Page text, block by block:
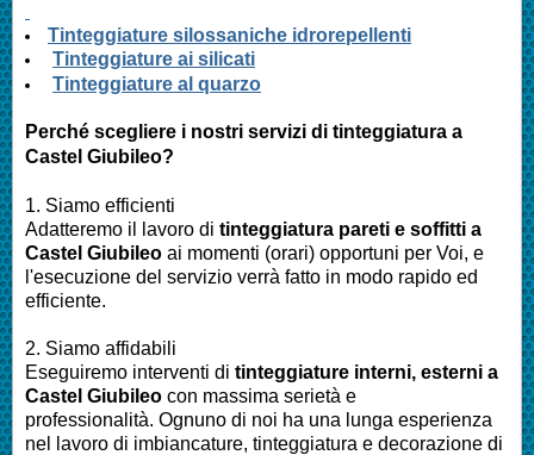
Tinteggiature silossaniche idrorepellenti
Tinteggiature ai silicati
Tinteggiature al quarzo
Perché scegliere i nostri servizi di tinteggiatura a
Castel Giubileo?
1. Siamo efficienti
Adatteremo il lavoro di tinteggiatura pareti e soffitti a
Castel Giubileo ai momenti (orari) opportuni per Voi, e
l'esecuzione del servizio verrà fatto in modo rapido ed
efficiente.
2. Siamo affidabili
Eseguiremo interventi di tinteggiature interni, esterni a
Castel Giubileo con massima serietà e
professionalità. Ognuno di noi ha una lunga esperienza
nel lavoro di imbiancature, tinteggiatura e decorazione di